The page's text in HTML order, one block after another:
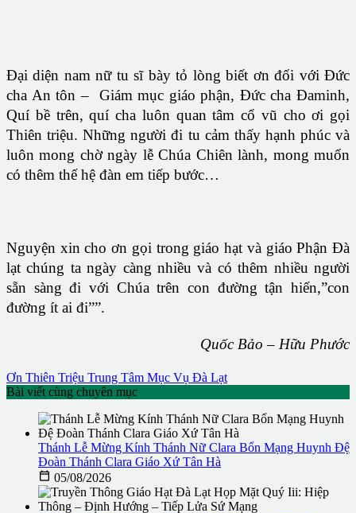
Đại diện nam nữ tu sĩ bày tỏ lòng biết ơn đối với Đức
cha An tôn – Giám mục giáo phận, Đức cha Đaminh,
Quí bề trên, quí cha luôn quan tâm cổ vũ cho ơi gọi
Thiên triệu. Những người đi tu cảm thấy hạnh phúc và
luôn mong chờ ngày lễ Chúa Chiên lành, mong muốn
có thêm thế hệ đàn em tiếp bước…
Nguyện xin cho ơn gọi trong giáo hạt và giáo Phận Đà
lạt chúng ta ngày càng nhiều và có thêm nhiều người
sẵn sàng đi với Chúa trên con đường tận hiến,”con
đường ít ai đi””.
Quốc Bảo – Hữu Phước
Ơn Thiên Triệu Trung Tâm Mục Vụ Đà Lạt
Bài viết cùng chuyên mục
Thánh Lễ Mừng Kính Thánh Nữ Clara Bổn Mạng Huynh Đệ
Đoàn Thánh Clara Giáo Xứ Tân Hà
 05/08/2026